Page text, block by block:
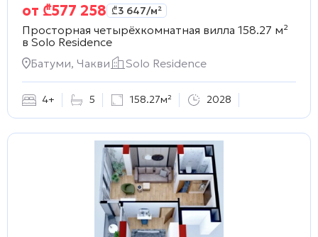
от ₾577 258 ₾3 647/м²
Просторная четырёхкомнатная вилла 158.27 м²
в Solo Residence
Батуми, Чакви
Solo Residence
4+ 5 158.27м² 2028